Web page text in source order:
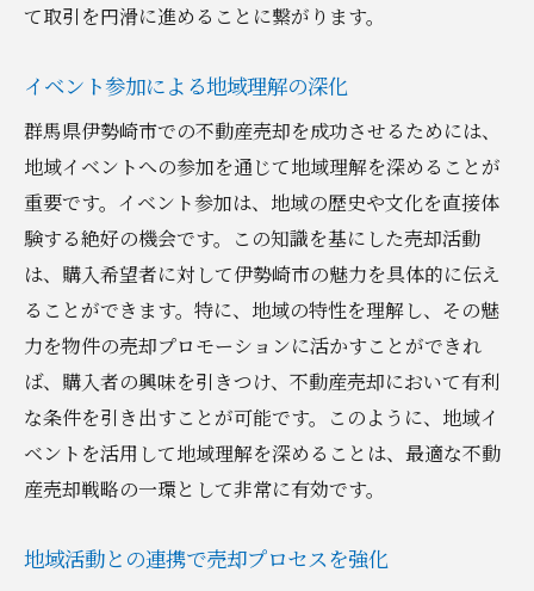
て取引を円滑に進めることに繋がります。
イベント参加による地域理解の深化
群馬県伊勢崎市での不動産売却を成功させるためには、
地域イベントへの参加を通じて地域理解を深めることが
重要です。イベント参加は、地域の歴史や文化を直接体
験する絶好の機会です。この知識を基にした売却活動
は、購入希望者に対して伊勢崎市の魅力を具体的に伝え
ることができます。特に、地域の特性を理解し、その魅
力を物件の売却プロモーションに活かすことができれ
ば、購入者の興味を引きつけ、不動産売却において有利
な条件を引き出すことが可能です。このように、地域イ
ベントを活用して地域理解を深めることは、最適な不動
産売却戦略の一環として非常に有効です。
地域活動との連携で売却プロセスを強化